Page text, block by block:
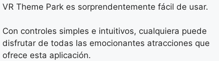
VR Theme Park es sorprendentemente fácil de usar.
Con controles simples e intuitivos, cualquiera puede
disfrutar de todas las emocionantes atracciones que
ofrece esta aplicación.